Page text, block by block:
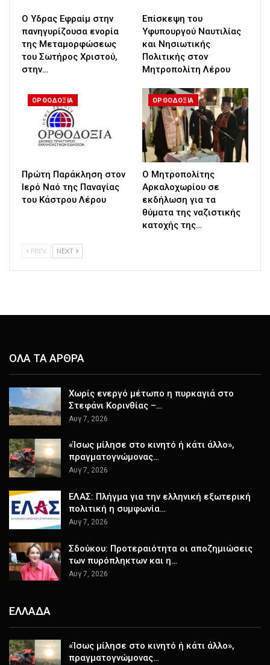
Ο Υδρας Εφραίμ στην
πανηγυρίζουσα ενορία
της Μεταμορφώσεως
του Σωτήρος Χριστού,
στην…
Επίσκεψη του
Υφυπουργού Ναυτιλίας
και Νησιωτικής
Πολιτικής στον
Μητροπολίτη Λέρου
ΟΡΘΟΔΟΞΙΑ
Πρώτη Παράκληση στον
Ιερό Ναό της Παναγίας
του Κάστρου Λέρου
ΟΡΘΟΔΟΞΙΑ
Ο Μητροπολίτης
Αρκαλοχωρίου σε
εκδήλωση για τα
θύματα της ναζιστικής
κατοχής της…
PREV NEXT
ΟΛΑ ΤΑ ΑΡΘΡΑ
Χωρίς ενεργό μέτωπο η πυρκαγιά στο
Στεφάνι Κορινθίας –…
Αυγ 7, 2026
«Ίσως μίλησε στο κινητό ή κάτι άλλο»,
πραγματογνώμονας…
Αυγ 7, 2026
ΕΛΑΣ: Πλήγμα για την ελληνική εξωτερική
πολιτική η συμφωνία…
Αυγ 7, 2026
Σδούκου: Προτεραιότητα οι αποζημιώσεις
των πυρόπληκτων και η…
Αυγ 7, 2026
ΕΛΛΑΔΑ
«Ίσως μίλησε στο κινητό ή κάτι άλλο»,
πραγματογνώμονας…